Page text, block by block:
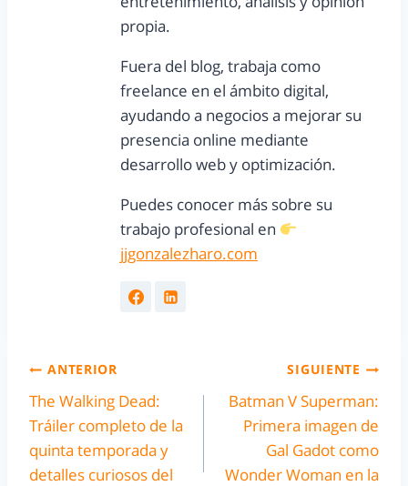
propia.
Fuera del blog, trabaja como
freelance en el ámbito digital,
ayudando a negocios a mejorar su
presencia online mediante
desarrollo web y optimización.
Puedes conocer más sobre su
trabajo profesional en
jjgonzalezharo.com
ANTERIOR
The Walking Dead:
Tráiler completo de la
quinta temporada y
detalles curiosos del
SIGUIENTE
Batman V Superman:
Primera imagen de
Gal Gadot como
Wonder Woman en la